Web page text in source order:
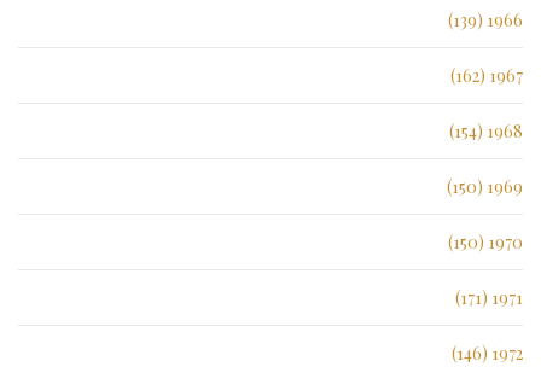
1966 (139)
1967 (162)
1968 (154)
1969 (150)
1970 (150)
1971 (171)
1972 (146)